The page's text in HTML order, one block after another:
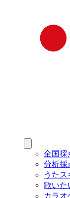
全国採
分析採
うた
歌いた
カラオ